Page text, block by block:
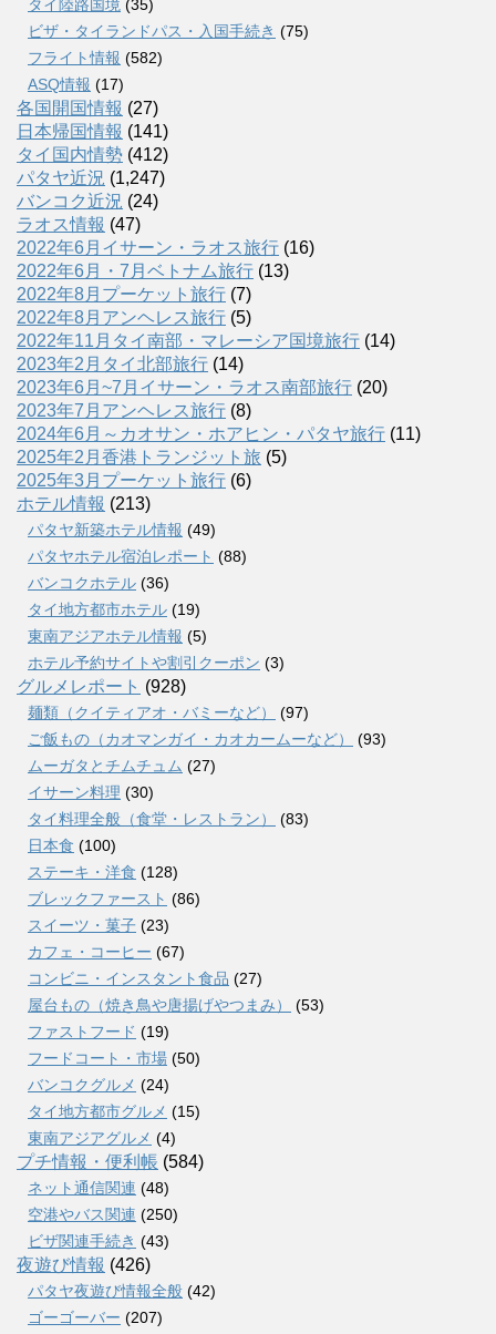
タイ陸路国境 (35)
ビザ・タイランドパス・入国手続き (75)
フライト情報 (582)
ASQ情報 (17)
各国開国情報 (27)
日本帰国情報 (141)
タイ国内情勢 (412)
パタヤ近況 (1,247)
バンコク近況 (24)
ラオス情報 (47)
2022年6月イサーン・ラオス旅行 (16)
2022年6月・7月ベトナム旅行 (13)
2022年8月プーケット旅行 (7)
2022年8月アンヘレス旅行 (5)
2022年11月タイ南部・マレーシア国境旅行 (14)
2023年2月タイ北部旅行 (14)
2023年6月~7月イサーン・ラオス南部旅行 (20)
2023年7月アンヘレス旅行 (8)
2024年6月～カオサン・ホアヒン・パタヤ旅行 (11)
2025年2月香港トランジット旅 (5)
2025年3月プーケット旅行 (6)
ホテル情報 (213)
パタヤ新築ホテル情報 (49)
パタヤホテル宿泊レポート (88)
バンコクホテル (36)
タイ地方都市ホテル (19)
東南アジアホテル情報 (5)
ホテル予約サイトや割引クーポン (3)
グルメレポート (928)
麺類（クイティアオ・バミーなど）
(97)
ご飯もの（カオマンガイ・カオカームーなど）
(93)
ムーガタとチムチュム (27)
イサーン料理 (30)
タイ料理全般（食堂・レストラン）
(83)
日本食 (100)
ステーキ・洋食 (128)
ブレックファースト (86)
スイーツ・菓子 (23)
カフェ・コーヒー (67)
コンビニ・インスタント食品 (27)
屋台もの（焼き鳥や唐揚げやつまみ）
(53)
ファストフード (19)
フードコート・市場 (50)
バンコクグルメ (24)
タイ地方都市グルメ (15)
東南アジアグルメ (4)
プチ情報・便利帳 (584)
ネット通信関連 (48)
空港やバス関連 (250)
ビザ関連手続き (43)
夜遊び情報 (426)
パタヤ夜遊び情報全般 (42)
ゴーゴーバー (207)